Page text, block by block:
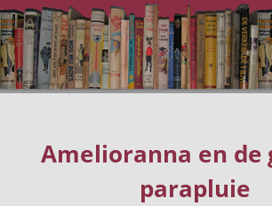
Amelioranna en de
parapluie